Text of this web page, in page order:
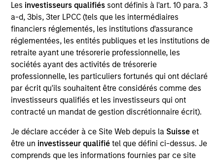
Les investisseurs qualifiés sont définis à l'art. 10 para. 3
a-d, 3bis, 3ter LPCC (tels que les intermédiaires
financiers réglementés, les institutions d'assurance
réglementées, les entités publiques et les institutions de
retraite ayant une trésorerie professionnelle, les
sociétés ayant des activités de trésorerie
professionnelle, les particuliers fortunés qui ont déclaré
par écrit qu'ils souhaitent être considérés comme des
investisseurs qualifiés et les investisseurs qui ont
contracté un mandat de gestion discrétionnaire écrit).
Je déclare accéder à ce Site Web depuis la Suisse et
être un investisseur qualifiétel que défini ci-dessus. Je
comprends que les informations fournies par ce site
Portfolio
Managers
Cynthia J. Clemson
Managing Director
Craig R. Brandon
Managing Director